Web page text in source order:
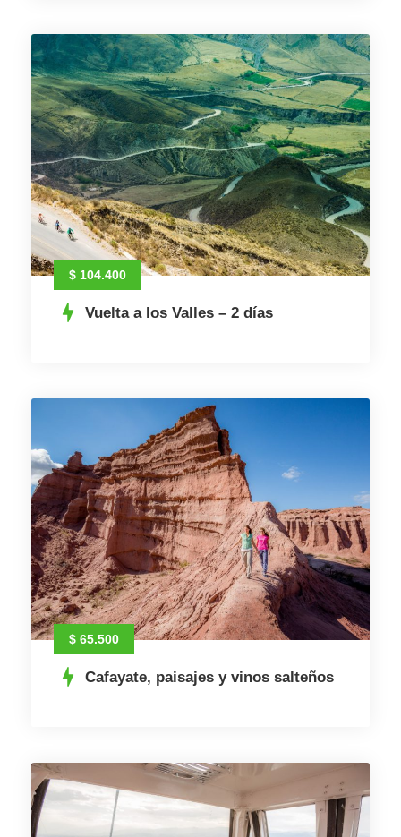
$ 104.400
Vuelta a los Valles – 2 días
$ 65.500
Cafayate, paisajes y vinos salteños